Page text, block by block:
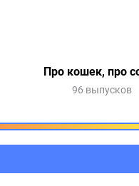
Про кошек, про
96 выпусков